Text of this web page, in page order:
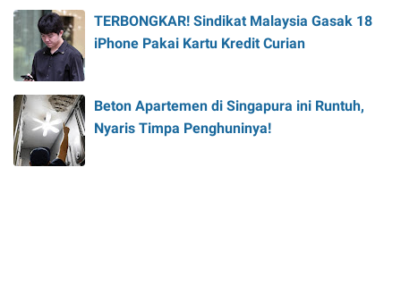
TERBONGKAR! Sindikat Malaysia Gasak 18
iPhone Pakai Kartu Kredit Curian
Beton Apartemen di Singapura ini Runtuh,
Nyaris Timpa Penghuninya!